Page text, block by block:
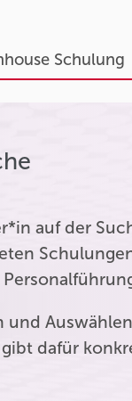
Schulung
auf der
gibt dafür